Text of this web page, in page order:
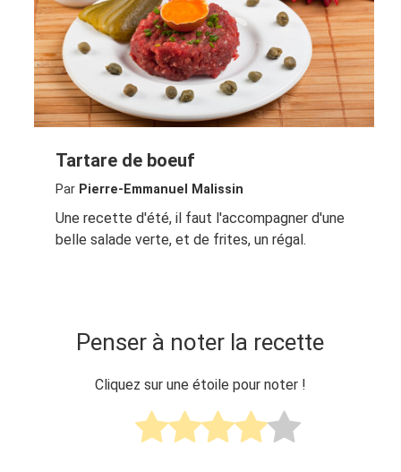
Tartare de boeuf
Par Pierre-Emmanuel Malissin
Une recette d'été, il faut l'accompagner d'une
belle salade verte, et de frites, un régal.
Penser à noter la recette
Cliquez sur une étoile pour noter !